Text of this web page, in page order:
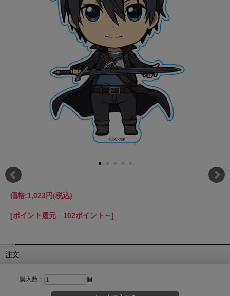
価格:1,023円(税込)
[ポイント還元 102ポイント～]
注文
購入数： 個